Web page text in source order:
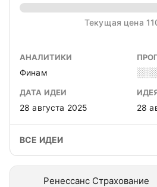
Текущая цена
АНАЛИТИКИ
Финам
ДАТА ИДЕИ
28 августа 2025 28
ВСЕ ИДЕИ
Ренессанс Страхование